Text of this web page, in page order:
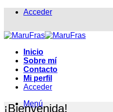
Saltar Acceder
Inicio
Sobre mí
Contacto
Mi perfil
Acceder
Menú
¡Bienvenida!